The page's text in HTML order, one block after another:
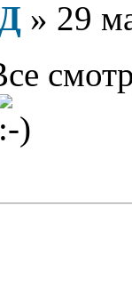
» 29